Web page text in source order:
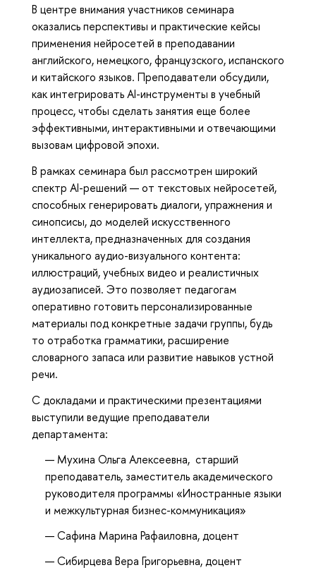
В центре внимания участников семинара
оказались перспективы и практические кейсы
применения нейросетей в преподавании
английского, немецкого, французского, испанского
и китайского языков. Преподаватели обсудили,
как интегрировать AI-инструменты в учебный
процесс, чтобы сделать занятия еще более
эффективными, интерактивными и отвечающими
вызовам цифровой эпохи.
В рамках семинара был рассмотрен широкий
спектр AI-решений — от текстовых нейросетей,
способных генерировать диалоги, упражнения и
синопсисы, до моделей искусственного
интеллекта, предназначенных для создания
уникального аудио-визуального контента:
иллюстраций, учебных видео и реалистичных
аудиозаписей. Это позволяет педагогам
оперативно готовить персонализированные
материалы под конкретные задачи группы, будь
то отработка грамматики, расширение
словарного запаса или развитие навыков устной
речи.
С докладами и практическими презентациями
выступили ведущие преподаватели
департамента:
Мухина Ольга Алексеевна, старший
преподаватель, заместитель академического
руководителя программы «Иностранные языки
и межкультурная бизнес-коммуникация»
Сафина Марина Рафаиловна, доцент
Сибирцева Вера Григорьевна, доцент